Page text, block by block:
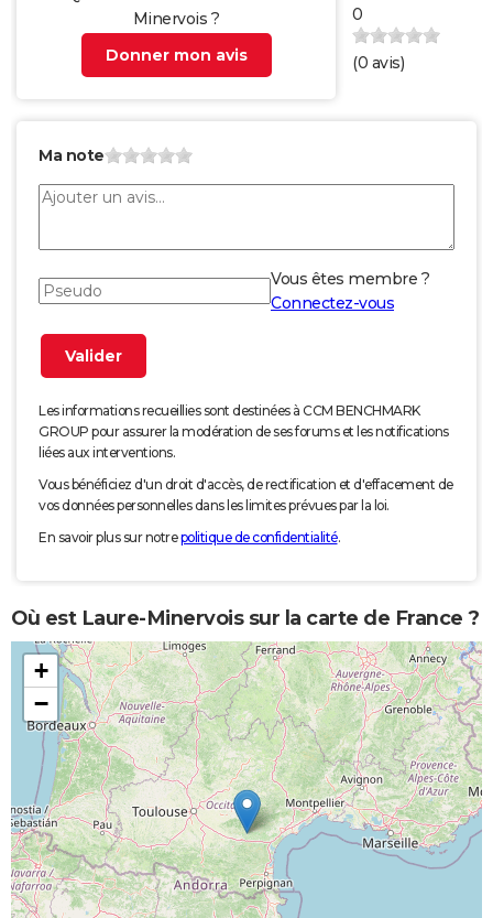
Minervois ?
Donner mon avis
0
(0 avis)
Ma note
Vous êtes membre ?
Connectez-vous
Les informations recueillies sont destinées à CCM BENCHMARK
GROUP pour assurer la modération de ses forums et les notifications
liées aux interventions.
Vous bénéficiez d'un droit d'accès, de rectification et d'effacement de
vos données personnelles dans les limites prévues par la loi.
En savoir plus sur notrepolitique de confidentialité.
Où est Laure-Minervois sur la carte de France ?
+
−